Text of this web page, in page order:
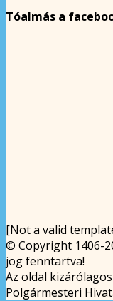
Tóalmás a
[Not a valid
© Copyright 1406-
jog fenntartva!
Az oldal
Polgármesteri